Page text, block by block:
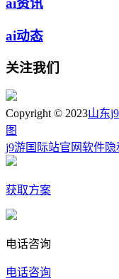
ai资讯
ai动态
关注我们
Copyright © 2023山东
图
j9游国际站官网软件隐
获取方案
电话咨询
电话咨询